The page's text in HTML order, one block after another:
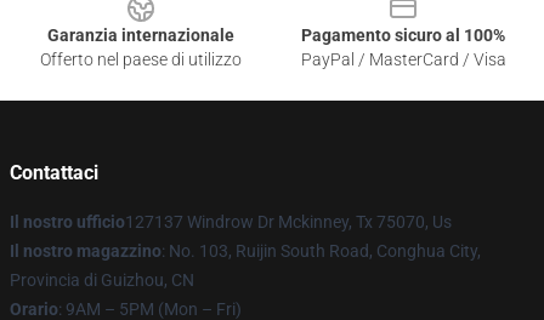
Garanzia internazionale
Offerto nel paese di utilizzo
Pagamento sicuro al 100%
PayPal / MasterCard / Visa
Contattaci
Il nostro ufficio127137 Windrow Dr Mckinney, Tx 75070, Us
Il nostro magazzino: No. 103, Ruijin South Road, Conghua City,
Provincia di Guizhou, CN
Orario: 9AM – 5PM (Mon – Fri)